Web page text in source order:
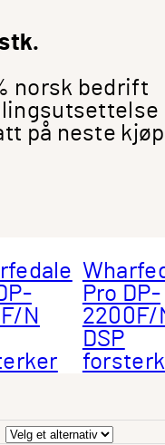
norsk bedrift
på neste
N
Pro DP-
2200F/
DSP